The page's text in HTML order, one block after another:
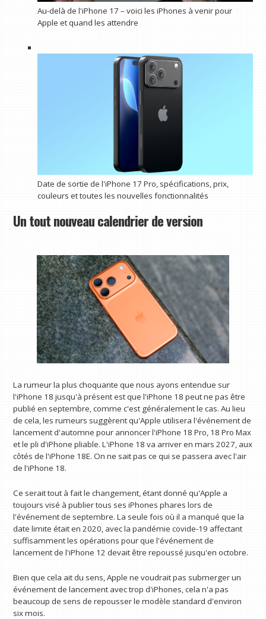
Au-delà de l'iPhone 17 – voici les iPhones à venir pour
Apple et quand les attendre
Date de sortie de l'iPhone 17 Pro, spécifications, prix,
couleurs et toutes les nouvelles fonctionnalités
Un tout nouveau calendrier de version
La rumeur la plus choquante que nous ayons entendue sur
l'iPhone 18 jusqu'à présent est que l'iPhone 18 peut ne pas être
publié en septembre, comme c'est généralement le cas. Au lieu
de cela, les rumeurs suggèrent qu'Apple utilisera l'événement de
lancement d'automne pour annoncer l'iPhone 18 Pro, 18 Pro Max
et le pli d'iPhone pliable. L'iPhone 18 va arriver en mars 2027, aux
côtés de l'iPhone 18E. On ne sait pas ce qui se passera avec l'air
de l'iPhone 18.
Ce serait tout à fait le changement, étant donné qu'Apple a
toujours visé à publier tous ses iPhones phares lors de
l'événement de septembre. La seule fois où il a manqué que la
date limite était en 2020, avec la pandémie covide-19 affectant
suffisamment les opérations pour que l'événement de
lancement de l'iPhone 12 devait être repoussé jusqu'en octobre.
Bien que cela ait du sens, Apple ne voudrait pas submerger un
événement de lancement avec trop d'iPhones, cela n'a pas
beaucoup de sens de repousser le modèle standard d'environ
six mois.